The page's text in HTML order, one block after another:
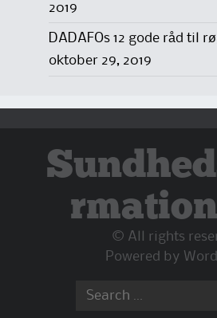
2019
DADAFOs 12 gode råd til
oktober 29, 2019
© All rights
Powered by
Search